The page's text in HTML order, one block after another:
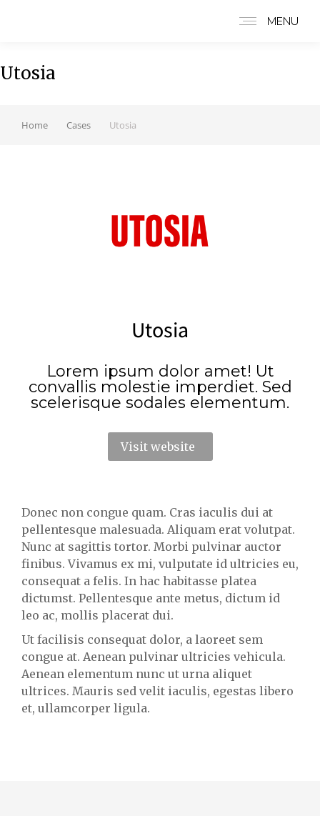
MENU
Utosia
Home Cases Utosia
Utosia
Lorem ipsum dolor amet! Ut
convallis molestie imperdiet. Sed
scelerisque sodales elementum.
Visit website
Donec non congue quam. Cras iaculis dui at
pellentesque malesuada. Aliquam erat volutpat.
Nunc at sagittis tortor. Morbi pulvinar auctor
finibus. Vivamus ex mi, vulputate id ultricies eu,
consequat a felis. In hac habitasse platea
dictumst. Pellentesque ante metus, dictum id
leo ac, mollis placerat dui.
Ut facilisis consequat dolor, a laoreet sem
congue at. Aenean pulvinar ultricies vehicula.
Aenean elementum nunc ut urna aliquet
ultrices. Mauris sed velit iaculis, egestas libero
et, ullamcorper ligula.